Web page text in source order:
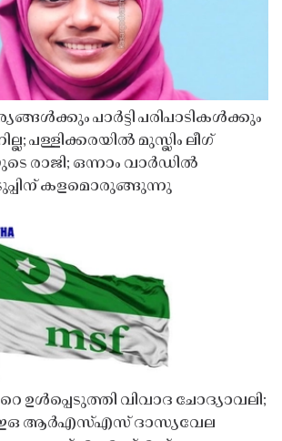
പാർട്ടി പരിപാടികൾക്കും
പള്ളിക്കരയിൽ മുസ്ലിം ലീഗ്
രാജി; ഒന്നാം വാർഡിൽ
കളമൊരുങ്ങുന്നു
ഉൾപ്പെടുത്തി വിവാദ ചോദ്യാവലി;
ആർഎസ്എസ് ദാസ്യവേല